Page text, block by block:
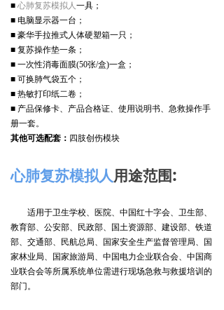
■ 心肺复苏模拟人一具；
■ 电脑显示器一台；
■ 豪华手拉推式人体硬塑箱一只；
■ 复苏操作垫一条；
■ 一次性消毒面膜(50张/盒)一盒；
■ 可换肺气袋五个；
■ 热敏打印纸二卷；
■ 产品保修卡、产品合格证、使用说明书、急救操作手
册一套。
其他可选配套： 四肢创伤模块
心肺复苏模拟人用途范围:
适用于卫生学校、医院、中国红十字会、卫生部、
教育部、公安部、民政部、国土资源部、建设部、铁道
部、交通部、民航总局、国家安全生产监督管理局、国
家林业局、国家旅游局、中国电力企业联合会、中国商
业联合会等所属系统单位需进行现场急救与救援培训的
部门。